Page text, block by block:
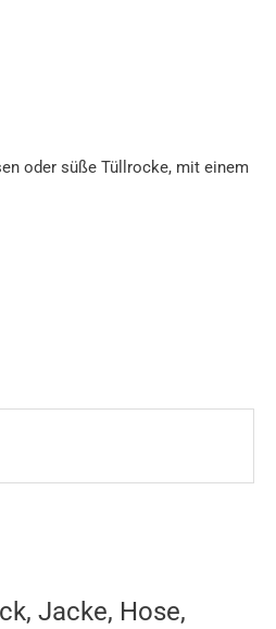
oder süße Tüllrocke, mit einem
Jacke, Hose,